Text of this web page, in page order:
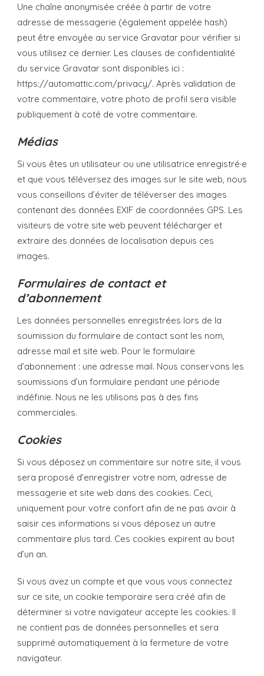
Une chaîne anonymisée créée à partir de votre
adresse de messagerie (également appelée hash)
peut être envoyée au service Gravatar pour vérifier si
vous utilisez ce dernier. Les clauses de confidentialité
du service Gravatar sont disponibles ici :
https://automattic.com/privacy/. Après validation de
votre commentaire, votre photo de profil sera visible
publiquement à coté de votre commentaire.
Médias
Si vous êtes un utilisateur ou une utilisatrice enregistré·e
et que vous téléversez des images sur le site web, nous
vous conseillons d’éviter de téléverser des images
contenant des données EXIF de coordonnées GPS. Les
visiteurs de votre site web peuvent télécharger et
extraire des données de localisation depuis ces
images.
Formulaires de contact et
d’abonnement
Les données personnelles enregistrées lors de la
soumission du formulaire de contact sont les nom,
adresse mail et site web. Pour le formulaire
d’abonnement : une adresse mail. Nous conservons les
soumissions d’un formulaire pendant une période
indéfinie. Nous ne les utilisons pas à des fins
commerciales.
Cookies
Si vous déposez un commentaire sur notre site, il vous
sera proposé d’enregistrer votre nom, adresse de
messagerie et site web dans des cookies. Ceci,
uniquement pour votre confort afin de ne pas avoir à
saisir ces informations si vous déposez un autre
commentaire plus tard. Ces cookies expirent au bout
d’un an.
Si vous avez un compte et que vous vous connectez
sur ce site, un cookie temporaire sera créé afin de
déterminer si votre navigateur accepte les cookies. Il
ne contient pas de données personnelles et sera
supprimé automatiquement à la fermeture de votre
navigateur.